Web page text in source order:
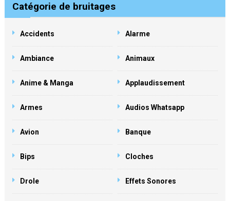
Catégorie de bruitages
Accidents Alarme
Ambiance Animaux
Anime & Manga Applaudissement
Armes Audios Whatsapp
Avion Banque
Bips Cloches
Drole Effets Sonores